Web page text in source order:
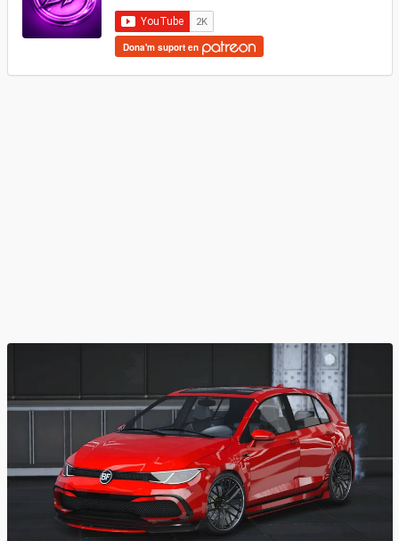
Dona'm suport en